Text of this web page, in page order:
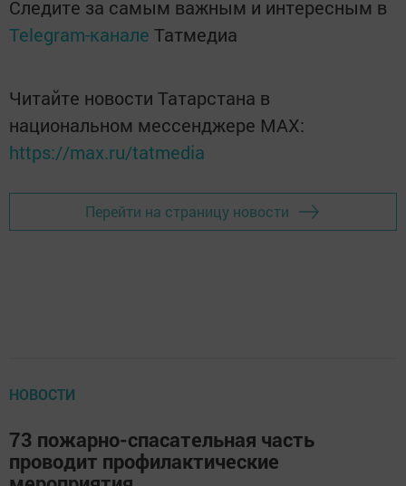
Следите за самым важным и интересным в
Telegram-канале Татмедиа
Читайте новости Татарстана в
национальном мессенджере MАХ:
https://max.ru/tatmedia
Перейти на страницу новости
НОВОСТИ
73 пожарно-спасательная часть
проводит профилактические